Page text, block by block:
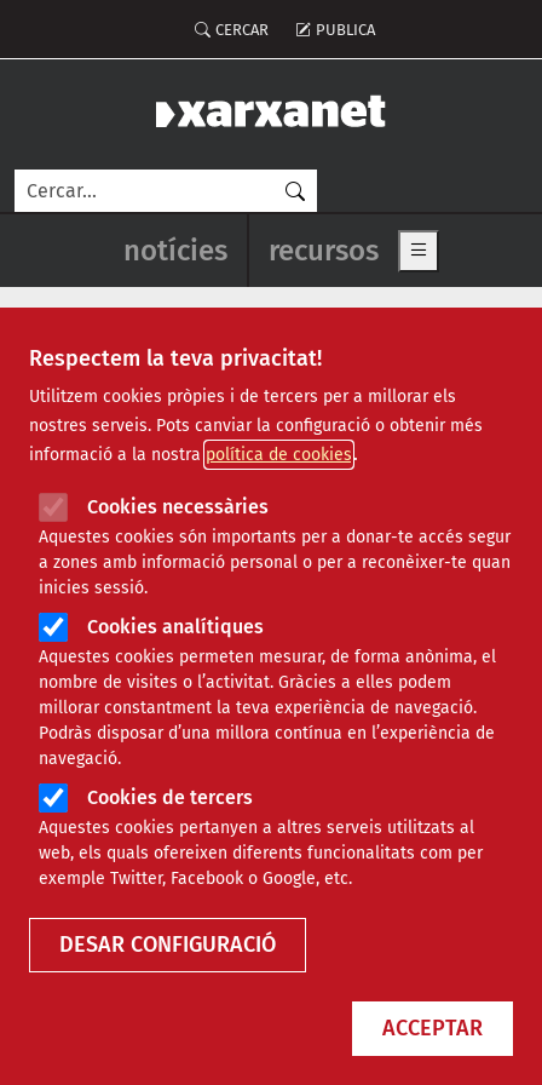
Respectem la teva privacitat!
Utilitzem cookies pròpies i de tercers per a millorar els
nostres serveis. Pots canviar la configuració o obtenir més
informació a la nostra política de cookies
Cookies necessàries
Aquestes cookies són importants per a donar-te accés segur
a zones amb informació personal o per a reconèixer-te quan
inicies sessió.
Cookies analítiques
Aquestes cookies permeten mesurar, de forma anònima, el
nombre de visites o l’activitat. Gràcies a elles podem
millorar constantment la teva experiència de navegació.
Podràs disposar d’una millora contínua en l’experiència de
navegació.
Cookies de tercers
Aquestes cookies pertanyen a altres serveis utilitzats al
web, els quals ofereixen diferents funcionalitats com per
exemple Twitter, Facebook o Google, etc.
DESAR CONFIGURACIÓ
ACCEPTAR
Menú del compte d'usuari
CERCAR PUBLICA
Cerca
Navegació principal de
notícies recursos Show main
Notícies
Totes | Ambiental | Comunitari | Cultural | Social
|
Internacional | Projectes | Jurídic | Tecnològic
Formació
Àmbit de la notícia
SOCIAL
Edurne Larracoechea: "El
punt lila a la festa major no
pot ser un bolet"
Comparteix
09/07/2021